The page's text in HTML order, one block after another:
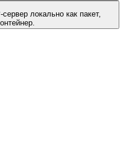
локально как пакет,